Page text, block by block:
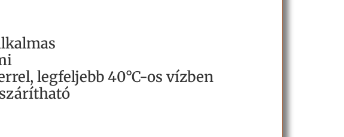
legfeljebb 40°C-os vízben